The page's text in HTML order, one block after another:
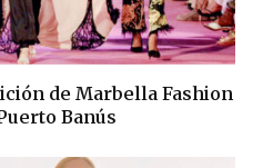
de Marbella Fashion
Banús